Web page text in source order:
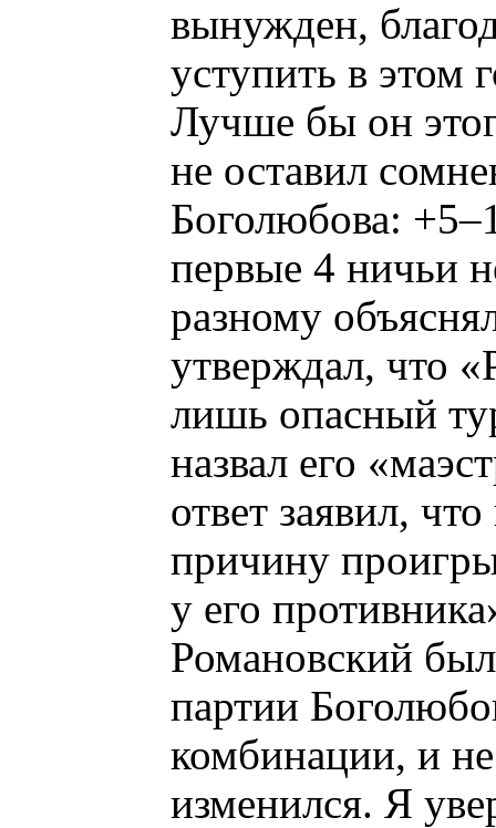
вынужден,
уступить в
Лучше бы он
не оставил
Боголюбова:
первые 4 ничьи
разному
утверждал, что
лишь опасный
назвал его
ответ заявил,
причину
у его
Романовский
партии
комбинации, и
изменился. Я